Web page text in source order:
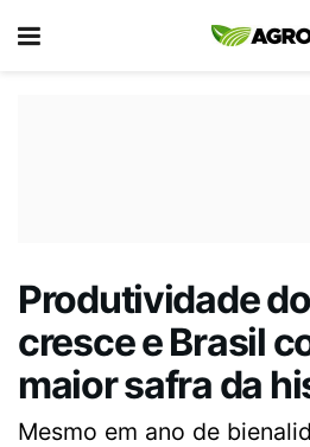
Produtividade
cresce e Brasil
maior safra da
Mesmo em ano de